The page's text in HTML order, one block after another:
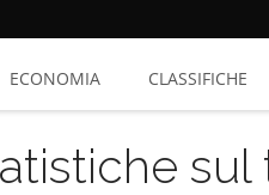
ECONOMIA CLASSIFICHE